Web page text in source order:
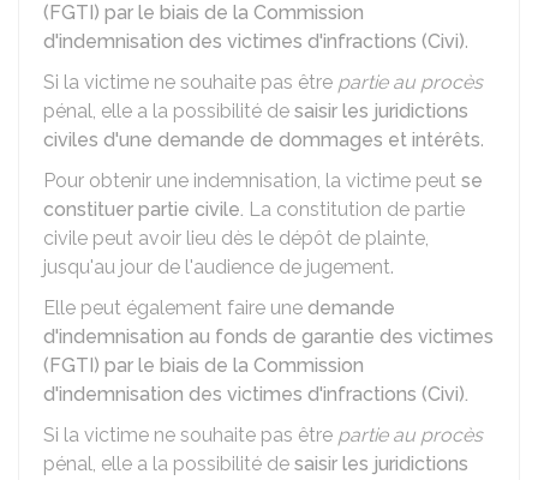
(FGTI) par le biais de la Commission
d'indemnisation des victimes d'infractions (Civi).
Si la victime ne souhaite pas être partie au procès
pénal, elle a la possibilité de saisir les juridictions
civiles d'une demande de dommages et intérêts.
Pour obtenir une indemnisation, la victime peut se
constituer partie civile. La constitution de partie
civile peut avoir lieu dès le dépôt de plainte,
jusqu'au jour de l'audience de jugement.
Elle peut également faire une demande
d'indemnisation au fonds de garantie des victimes
(FGTI) par le biais de la Commission
d'indemnisation des victimes d'infractions (Civi).
Si la victime ne souhaite pas être partie au procès
pénal, elle a la possibilité de saisir les juridictions